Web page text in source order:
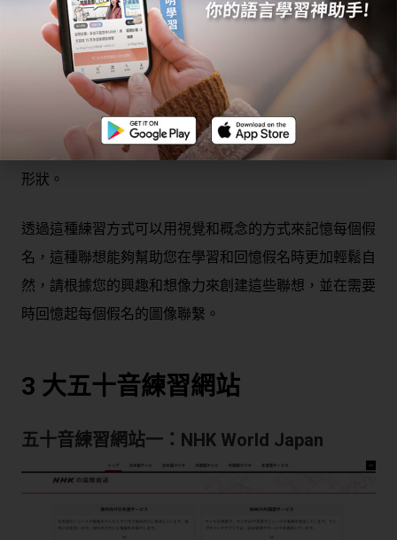
五十音記憶法三：圖像聯想法
「五十音記憶法：圖像聯想法」是指將每個假名與一個具
體圖像進行聯想，舉例來說，可以將「あ」聯想成太陽，
「か」聯想成咖啡杯等，透過將每個假名與圖像聯繫起
來，可以幫助你更輕鬆地記憶和回想起每個假名的發音和
形狀。
透過這種練習方式可以用視覺和概念的方式來記憶每個假
名，這種聯想能夠幫助您在學習和回憶假名時更加輕鬆自
然，請根據您的興趣和想像力來創建這些聯想，並在需要
時回憶起每個假名的圖像聯繫。
3 大五十音練習網站
五十音練習網站一： NHK World Japan